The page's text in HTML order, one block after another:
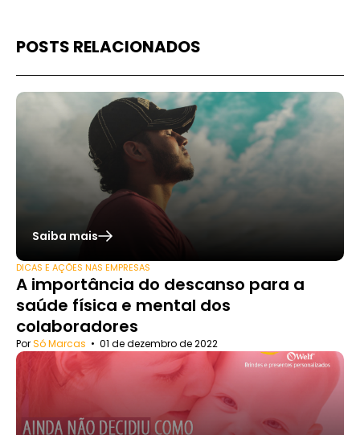
POSTS RELACIONADOS
Saiba mais
DICAS E AÇÕES NAS EMPRESAS
A importância do descanso para a
saúde física e mental dos
colaboradores
PorSó Marcas • 01 de dezembro de 2022